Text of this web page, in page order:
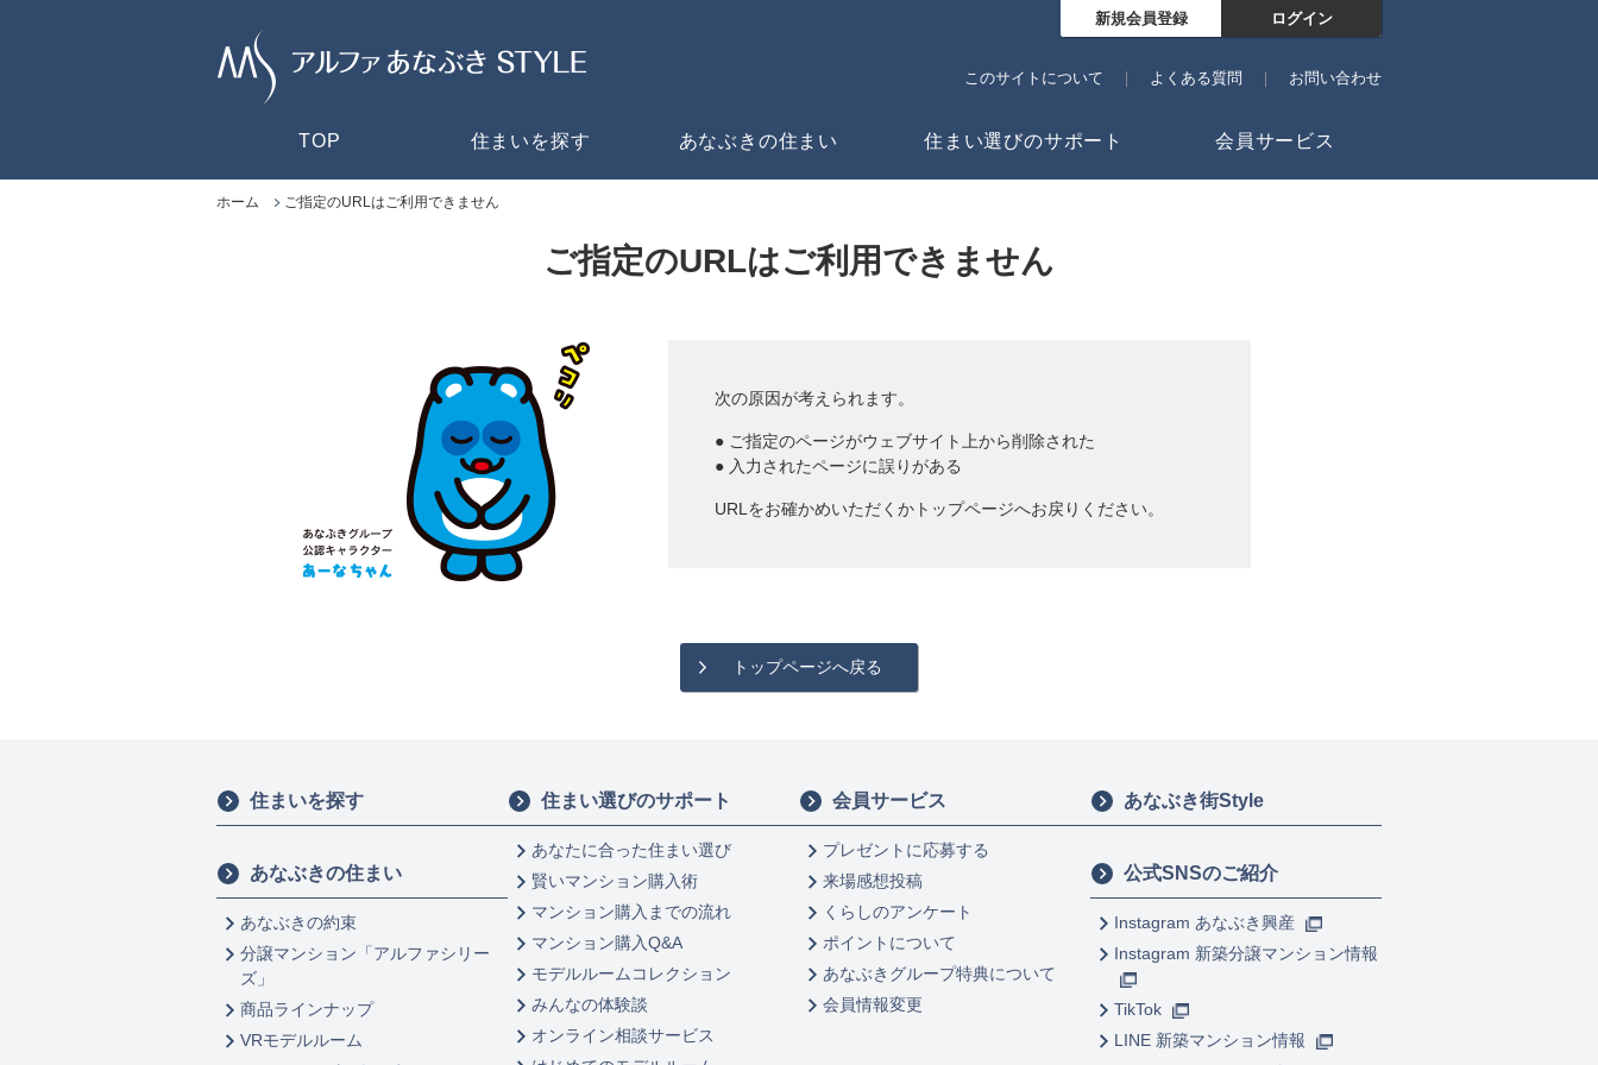
ログイン
新規会員登録
TOP 住まいを探す あなぶきの住まい 住まい選びのサポート 会員サービス
このサイトについて よくある質問 お問い合わせ
ホーム ご指定のURLはご利用できません
ご指定のURLはご利用できません
次の原因が考えられます。
● ご指定のページがウェブサイト上から削除された
● 入力されたページに誤りがある
URLをお確かめいただくかトップページへお戻りください。
トップページへ戻る
住まいを探す
あなぶきの住まい
あなぶきの約束
分譲マンション「アルファシリー
ズ」
商品ラインナップ
VRモデルルーム
住まい選びのサポート
あなたに合った住まい選び
賢いマンション購入術
マンション購入までの流れ
マンション購入Q&A
モデルルームコレクション
みんなの体験談
オンライン相談サービス
会員サービス
プレゼントに応募する
来場感想投稿
くらしのアンケート
ポイントについて
あなぶきグループ特典について
会員情報変更
あなぶき街Style
公式SNSのご紹介
Instagram あなぶき興産
Instagram 新築分譲マンション情報
TikTok
LINE 新築マンション情報